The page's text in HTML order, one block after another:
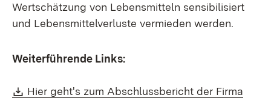
Wertschätzung von Lebensmitteln sensibilisiert
und Lebensmittelverluste vermieden werden.
Weiterführende Links:
Download:
Hier geht's zum Abschlussbericht der Firma